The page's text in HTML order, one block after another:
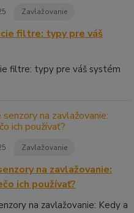
Zavlažovanie
filtre: typy pre váš
filtre: typy pre váš systém
Zavlažovanie
na zavlažovanie:
ich používať?
na zavlažovanie: Kedy a